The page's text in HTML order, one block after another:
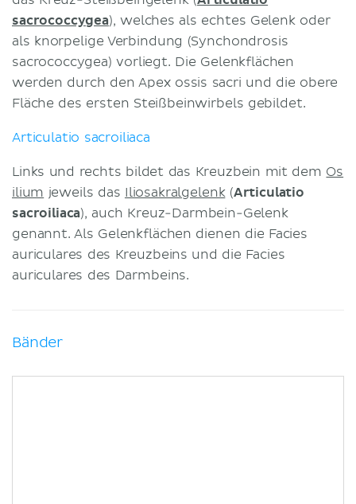
sacrococcygea), welches als echtes Gelenk oder
als knorpelige Verbindung (Synchondrosis
sacrococcygea) vorliegt. Die Gelenkflächen
werden durch den Apex ossis sacri und die obere
Fläche des ersten Steißbeinwirbels gebildet.
Articulatio sacroiliaca
Links und rechts bildet das Kreuzbein mit dem Os
ilium jeweils das Iliosakralgelenk(Articulatio
sacroiliaca), auch Kreuz-Darmbein-Gelenk
genannt. Als Gelenkflächen dienen die Facies
auriculares des Kreuzbeins und die Facies
auriculares des Darmbeins.
Bänder